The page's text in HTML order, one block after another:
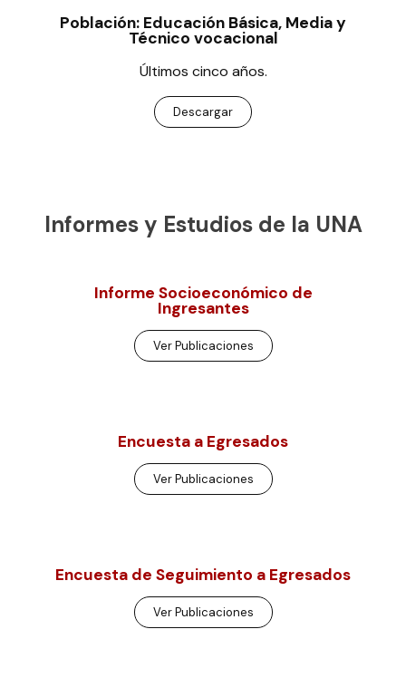
Población: Educación Básica, Media y
Técnico vocacional
Últimos cinco años.
Descargar
Informes y Estudios de la UNA
Informe Socioeconómico de
Ingresantes
Ver Publicaciones
Encuesta a Egresados
Ver Publicaciones
Encuesta de Seguimiento a Egresados
Ver Publicaciones